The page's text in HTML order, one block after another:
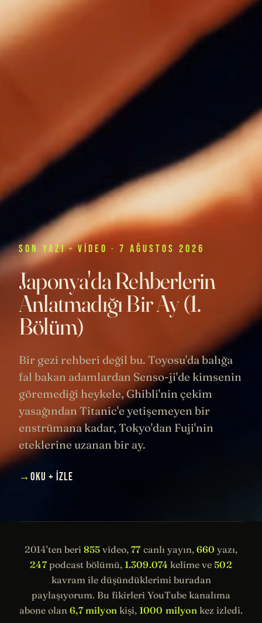
SON YAZI + VIDEO · 7 AĞUSTOS 2026
Japonya'da Rehberlerin
Anlatmadığı Bir Ay (1.
Bölüm)
Bir gezi rehberi değil bu. Toyosu'da balığa
fal bakan adamlardan Senso-ji'de kimsenin
göremediği heykele, Ghibli'nin çekim
yasağından Titanic'e yetişemeyen bir
enstrümana kadar, Tokyo'dan Fuji'nin
eteklerine uzanan bir ay.
→ OKU + İZLE
2014'ten beri 855 video,77canlı yayın, 660 yazı,
247podcast bölümü, 1.309.074 kelime ve 502
kavram ile düşündüklerimi buradan
paylaşıyorum. Bu fikirleri YouTube kanalıma
abone olan6,7 milyonkişi, 1000 milyonkez izledi.